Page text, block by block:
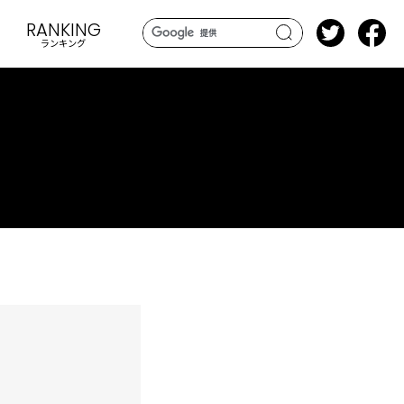
search
RANKING
ランキング